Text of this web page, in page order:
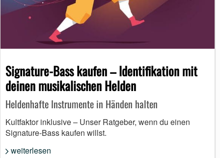
Signature-Bass kaufen – Identifikation mit
deinen musikalischen Helden
Heldenhafte Instrumente in Händen halten
Kultfaktor inklusive – Unser Ratgeber, wenn du einen
Signature-Bass kaufen willst.
weiterlesen